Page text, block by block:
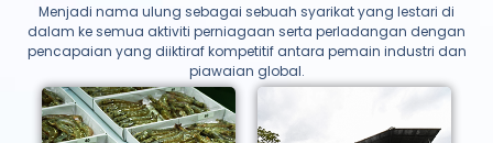
Menjadi nama ulung sebagai sebuah syarikat yang lestari di
dalam ke semua aktiviti perniagaan serta perladangan dengan
pencapaian yang diiktiraf kompetitif antara pemain industri dan
piawaian global.